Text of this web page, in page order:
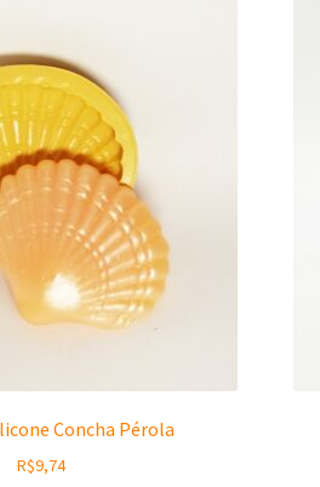
Concha Pérola
R$9,74